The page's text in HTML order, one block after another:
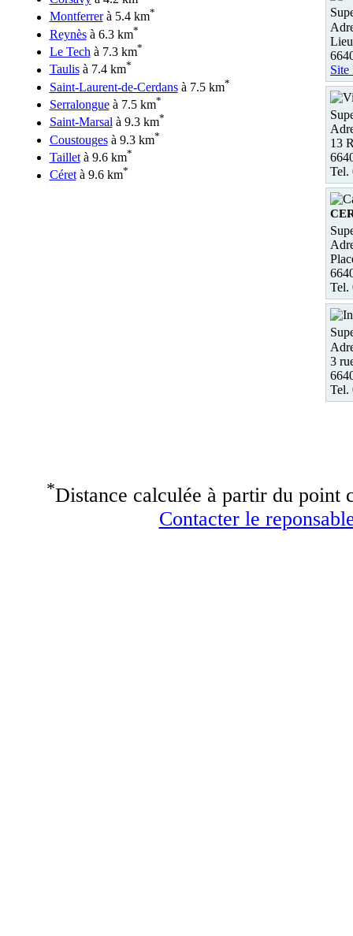
Montferrerà 5.4 km*
Reynèsà 6.3 km*
Le Tech à 7.3 km*
Taulisà 7.4 km*
Saint-Laurent-de-Cerdansà 7.5 km*
Serralongueà 7.5 km*
Saint-Marsalà 9.3 km*
Coustougesà 9.3 km*
Tailletà 9.6 km*
Céretà 9.6 km*
Site
13
Tel.
Tel.
3
Tel.
*Distance calculée à partir du point
Contacter le